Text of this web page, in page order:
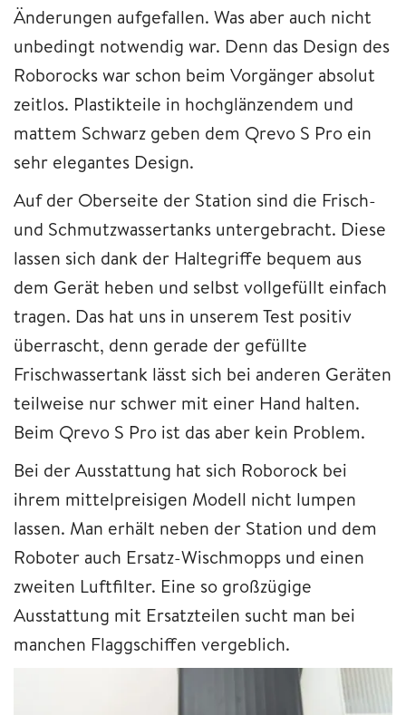
Änderungen aufgefallen. Was aber auch nicht
unbedingt notwendig war. Denn das Design des
Roborocks war schon beim Vorgänger absolut
zeitlos. Plastikteile in hochglänzendem und
mattem Schwarz geben dem Qrevo S Pro ein
sehr elegantes Design.
Auf der Oberseite der Station sind die Frisch-
und Schmutzwassertanks untergebracht. Diese
lassen sich dank der Haltegriffe bequem aus
dem Gerät heben und selbst vollgefüllt einfach
tragen. Das hat uns in unserem Test positiv
überrascht, denn gerade der gefüllte
Frischwassertank lässt sich bei anderen Geräten
teilweise nur schwer mit einer Hand halten.
Beim Qrevo S Pro ist das aber kein Problem.
Bei der Ausstattung hat sich Roborock bei
ihrem mittelpreisigen Modell nicht lumpen
lassen. Man erhält neben der Station und dem
Roboter auch Ersatz-Wischmopps und einen
zweiten Luftfilter. Eine so großzügige
Ausstattung mit Ersatzteilen sucht man bei
manchen Flaggschiffen vergeblich.